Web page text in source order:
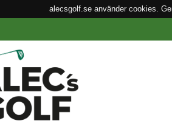
alecsgolf.se använder cookies.